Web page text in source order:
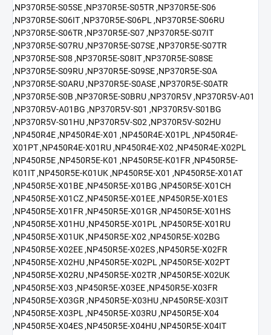
,NP370R5E-S05SE ,NP370R5E-S05TR ,NP370R5E-S06
,NP370R5E-S06IT ,NP370R5E-S06PL ,NP370R5E-S06RU
,NP370R5E-S06TR ,NP370R5E-S07 ,NP370R5E-S07IT
,NP370R5E-S07RU ,NP370R5E-S07SE ,NP370R5E-S07TR
,NP370R5E-S08 ,NP370R5E-S08IT ,NP370R5E-S08SE
,NP370R5E-S09RU ,NP370R5E-S09SE ,NP370R5E-S0A
,NP370R5E-S0ARU ,NP370R5E-S0ASE ,NP370R5E-S0ATR
,NP370R5E-S0B ,NP370R5E-S0BRU ,NP370R5V ,NP370R5V-A01
,NP370R5V-A01BG ,NP370R5V-S01 ,NP370R5V-S01BG
,NP370R5V-S01HU ,NP370R5V-S02 ,NP370R5V-S02HU
,NP450R4E ,NP450R4E-X01 ,NP450R4E-X01PL ,NP450R4E-
X01PT ,NP450R4E-X01RU ,NP450R4E-X02 ,NP450R4E-X02PL
,NP450R5E ,NP450R5E-K01 ,NP450R5E-K01FR ,NP450R5E-
K01IT ,NP450R5E-K01UK ,NP450R5E-X01 ,NP450R5E-X01AT
,NP450R5E-X01BE ,NP450R5E-X01BG ,NP450R5E-X01CH
,NP450R5E-X01CZ ,NP450R5E-X01EE ,NP450R5E-X01ES
,NP450R5E-X01FR ,NP450R5E-X01GR ,NP450R5E-X01HS
,NP450R5E-X01HU ,NP450R5E-X01PL ,NP450R5E-X01RU
,NP450R5E-X01UK ,NP450R5E-X02 ,NP450R5E-X02BG
,NP450R5E-X02EE ,NP450R5E-X02ES ,NP450R5E-X02FR
,NP450R5E-X02HU ,NP450R5E-X02PL ,NP450R5E-X02PT
,NP450R5E-X02RU ,NP450R5E-X02TR ,NP450R5E-X02UK
,NP450R5E-X03 ,NP450R5E-X03EE ,NP450R5E-X03FR
,NP450R5E-X03GR ,NP450R5E-X03HU ,NP450R5E-X03IT
,NP450R5E-X03PL ,NP450R5E-X03RU ,NP450R5E-X04
,NP450R5E-X04ES ,NP450R5E-X04HU ,NP450R5E-X04IT